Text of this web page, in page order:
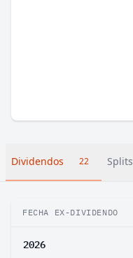
Dividendos 22
FECHA EX-DIVIDENDO
2026